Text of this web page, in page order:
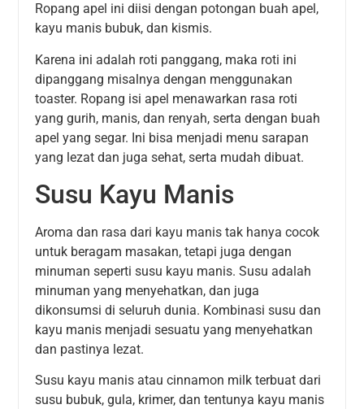
Ropang apel ini diisi dengan potongan buah apel,
kayu manis bubuk, dan kismis.
Karena ini adalah roti panggang, maka roti ini
dipanggang misalnya dengan menggunakan
toaster. Ropang isi apel menawarkan rasa roti
yang gurih, manis, dan renyah, serta dengan buah
apel yang segar. Ini bisa menjadi menu sarapan
yang lezat dan juga sehat, serta mudah dibuat.
Susu Kayu Manis
Aroma dan rasa dari kayu manis tak hanya cocok
untuk beragam masakan, tetapi juga dengan
minuman seperti susu kayu manis. Susu adalah
minuman yang menyehatkan, dan juga
dikonsumsi di seluruh dunia. Kombinasi susu dan
kayu manis menjadi sesuatu yang menyehatkan
dan pastinya lezat.
Susu kayu manis atau cinnamon milk terbuat dari
susu bubuk, gula, krimer, dan tentunya kayu manis